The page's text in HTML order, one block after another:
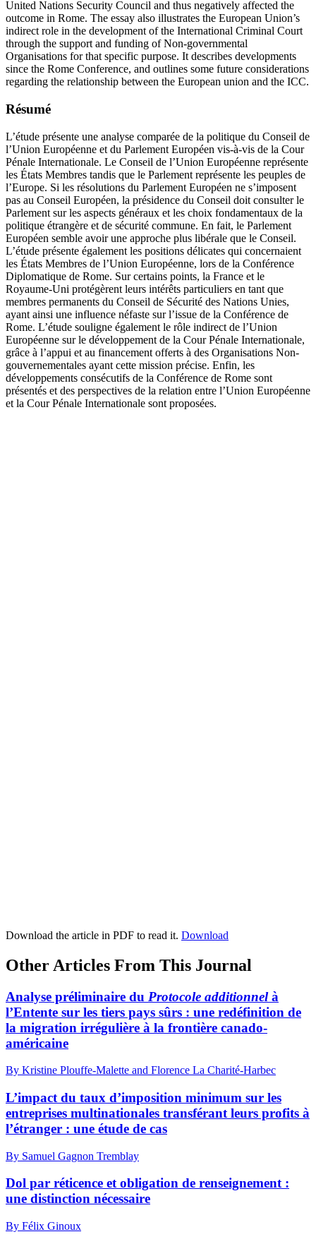
United Nations Security Council and thus negatively affected the
outcome in Rome. The essay also illustrates the European Union’s
indirect role in the development of the International Criminal Court
through the support and funding of Non-governmental
Organisations for that specific purpose. It describes developments
since the Rome Conference, and outlines some future considerations
regarding the relationship between the European union and the ICC.
Résumé
L’étude présente une analyse comparée de la politique du Conseil de
l’Union Européenne et du Parlement Européen vis-à-vis de la Cour
Pénale Internationale. Le Conseil de l’Union Européenne représente
les États Membres tandis que le Parlement représente les peuples de
l’Europe. Si les résolutions du Parlement Européen ne s’imposent
pas au Conseil Européen, la présidence du Conseil doit consulter le
Parlement sur les aspects généraux et les choix fondamentaux de la
politique étrangère et de sécurité commune. En fait, le Parlement
Européen semble avoir une approche plus libérale que le Conseil.
L’étude présente également les positions délicates qui concernaient
les États Membres de l’Union Européenne, lors de la Conférence
Diplomatique de Rome. Sur certains points, la France et le
Royaume-Uni protégèrent leurs intérêts particuliers en tant que
membres permanents du Conseil de Sécurité des Nations Unies,
ayant ainsi une influence néfaste sur l’issue de la Conférence de
Rome. L’étude souligne également le rôle indirect de l’Union
Européenne sur le développement de la Cour Pénale Internationale,
grâce à l’appui et au financement offerts à des Organisations Non-
gouvernementales ayant cette mission précise. Enfin, les
développements consécutifs de la Conférence de Rome sont
présentés et des perspectives de la relation entre l’Union Européenne
et la Cour Pénale Internationale sont proposées.
Download the article in PDF to read it. Download
Other Articles From This Journal
Analyse préliminaire du Protocole additionnelà
l’Entente sur les tiers pays sûrs : une redéfinition de
la migration irrégulière à la frontière canado-
américaine
By Kristine Plouffe-Malette and Florence La Charité-Harbec
L’impact du taux d’imposition minimum sur les
entreprises multinationales transférant leurs profits à
l’étranger : une étude de cas
By Samuel Gagnon Tremblay
Dol par réticence et obligation de renseignement :
une distinction nécessaire
By Félix Ginoux